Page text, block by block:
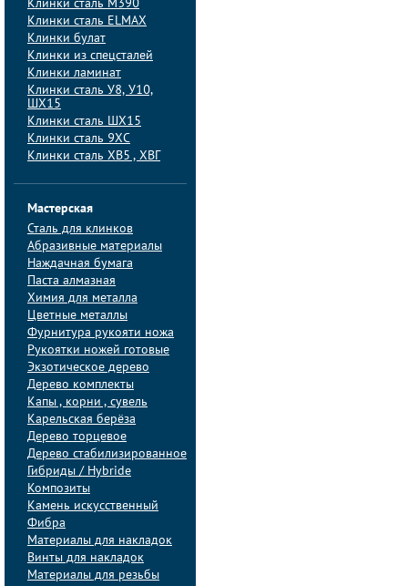
Клинки сталь M390
Клинки сталь ELMAX
Клинки булат
Клинки из спецсталей
Клинки ламинат
Клинки сталь У8, У10,
ШХ15
Клинки сталь ШХ15
Клинки сталь 9ХС
Клинки сталь ХВ5 , ХВГ
Мастерская
Сталь для клинков
Абразивные материалы
Наждачная бумага
Паста алмазная
Химия для металла
Цветные металлы
Фурнитура рукояти ножа
Рукоятки ножей готовые
Экзотическое дерево
Дерево комплекты
Капы , корни , сувель
Карельская берёза
Дерево торцевое
Дерево стабилизированное
Гибриды / Hybride
Композиты
Камень искусственный
Фибра
Материалы для накладок
Винты для накладок
Материалы для резьбы